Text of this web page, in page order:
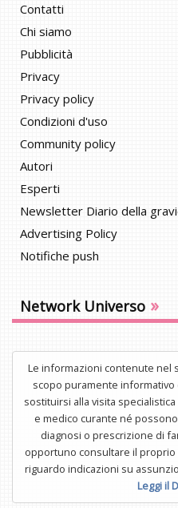
Contatti
Chi siamo
Pubblicità
Privacy
Privacy policy
Condizioni d'uso
Community policy
Autori
Esperti
Newsletter Diario della
Advertising Policy
Notifiche push
Network Universo »
Le informazioni contenute nel
scopo puramente
sostituirsi alla visita
e medico curante né
diagnosi o prescrizione di
opportuno consultare il
riguardo indicazioni su
Leggi il